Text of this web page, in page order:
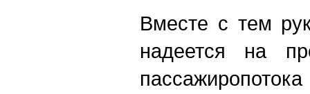
Вместе с тем
надеется на